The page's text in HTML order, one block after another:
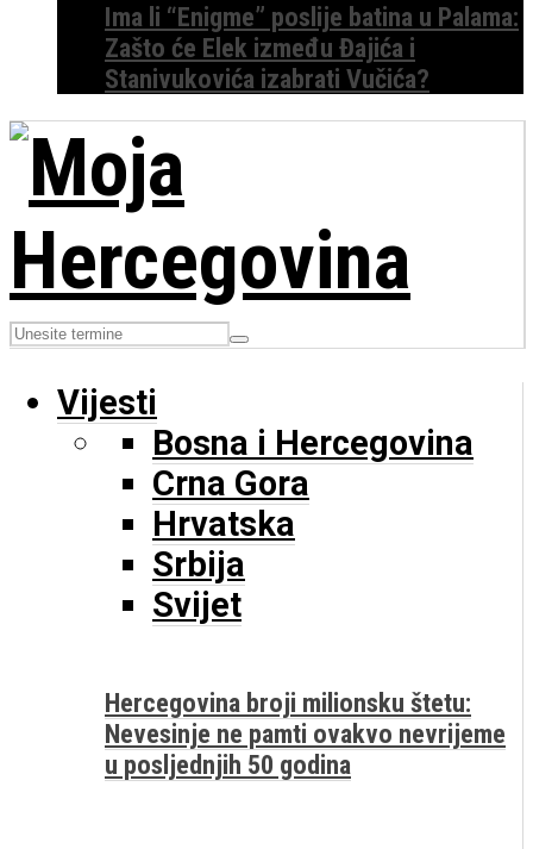
Ima li “Enigme” poslije batina u Palama:
Zašto će Elek između Đajića i
Stanivukovića izabrati Vučića?
Vijesti
Bosna i Hercegovina
Crna Gora
Hrvatska
Srbija
Svijet
Hercegovina broji milionsku štetu:
Nevesinje ne pamti ovakvo nevrijeme
u posljednjih 50 godina